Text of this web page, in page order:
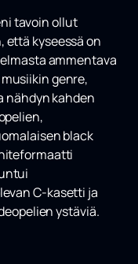
tavoin ollut
kyseessä on
ammentava
genre,
nähdyn kahden
black
C-kasetti ja
ystäviä.